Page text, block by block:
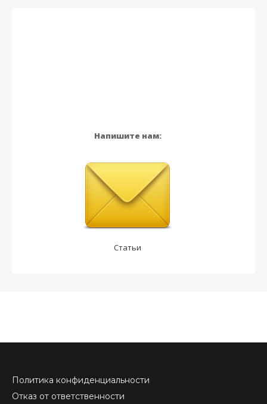
Напишите нам:
Статьи
Политика конфиденциальности
Отказ от ответственности